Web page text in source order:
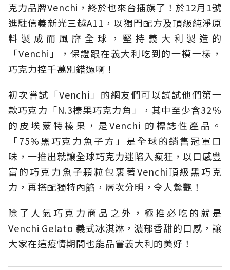
克力品牌Venchi，終於也來台插旗了！於12月1號
進駐信義新光三越A11，以獨門配方及頂級純淨原
料製成而風靡全球，堅持義大利製造的
「Venchi」，保證跟在義大利吃到的一模一樣，
巧克力控千萬別錯過啊！
初次嘗試「Venchi」的網友們可以試試他們第一
款巧克力「N.3榛果巧克力角」，其中至少含32％
的皮埃蒙特榛果，是Venchi 的標誌性產品。
「75%黑巧克力魚子方」是全球的銷售冠軍口
味，一推出就讓全球巧克力迷陷入瘋狂，以口感豐
富的巧克力魚子顆粒包裹著Venchi頂級黑巧克
力，再搭配獨特內餡，層次分明，令人驚艷！
除了人氣巧克力商品之外，極推必吃的就是
Venchi Gelato 義式冰淇淋，濃郁香甜的口感，讓
大家在這疫情期間也能品嘗義大利的美好！